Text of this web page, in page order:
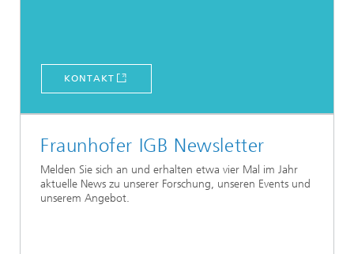
KONTAKT
Fraunhofer IGB Newsletter
Melden Sie sich an und erhalten etwa vier Mal im Jahr
aktuelle News zu unserer Forschung, unseren Events und
unserem Angebot.